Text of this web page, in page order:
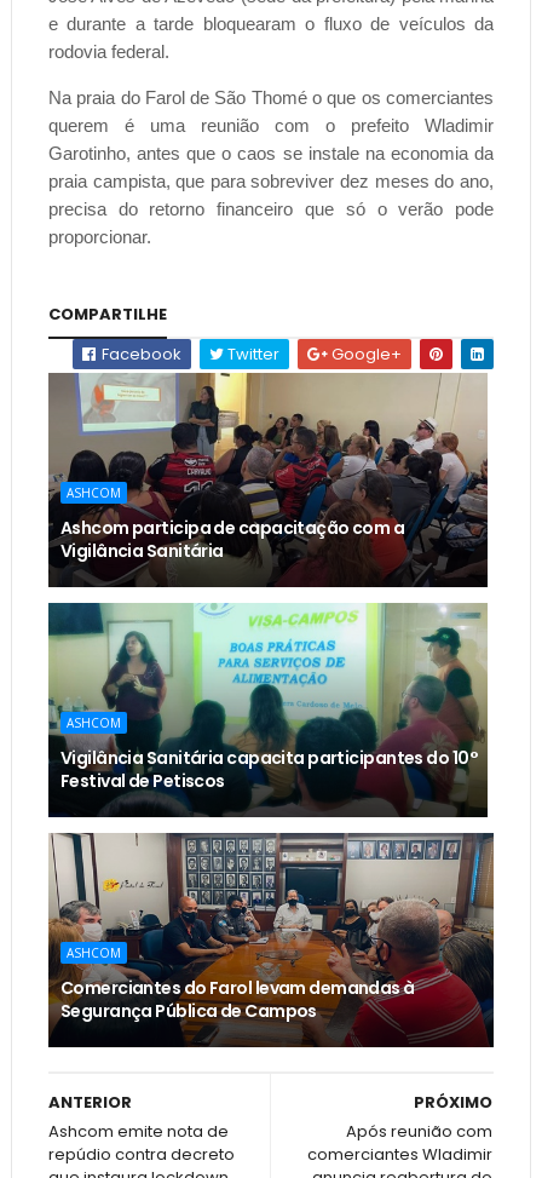
e durante a tarde bloquearam o fluxo de veículos da
rodovia federal.
Na praia do Farol de São Thomé o que os comerciantes
querem é uma reunião com o prefeito Wladimir
Garotinho, antes que o caos se instale na economia da
praia campista, que para sobreviver dez meses do ano,
precisa do retorno financeiro que só o verão pode
proporcionar.
COMPARTILHE
Facebook
Twitter Google+
ASHCOM
Ashcom participa de capacitação com a
Vigilância Sanitária
ASHCOM
Vigilância Sanitária capacita participantes do 10°
Festival de Petiscos
ASHCOM
Comerciantes do Farol levam demandas à
Segurança Pública de Campos
PRÓXIMO
Após reunião com
comerciantes Wladimir
ANTERIOR
Ashcom emite nota de
repúdio contra decreto